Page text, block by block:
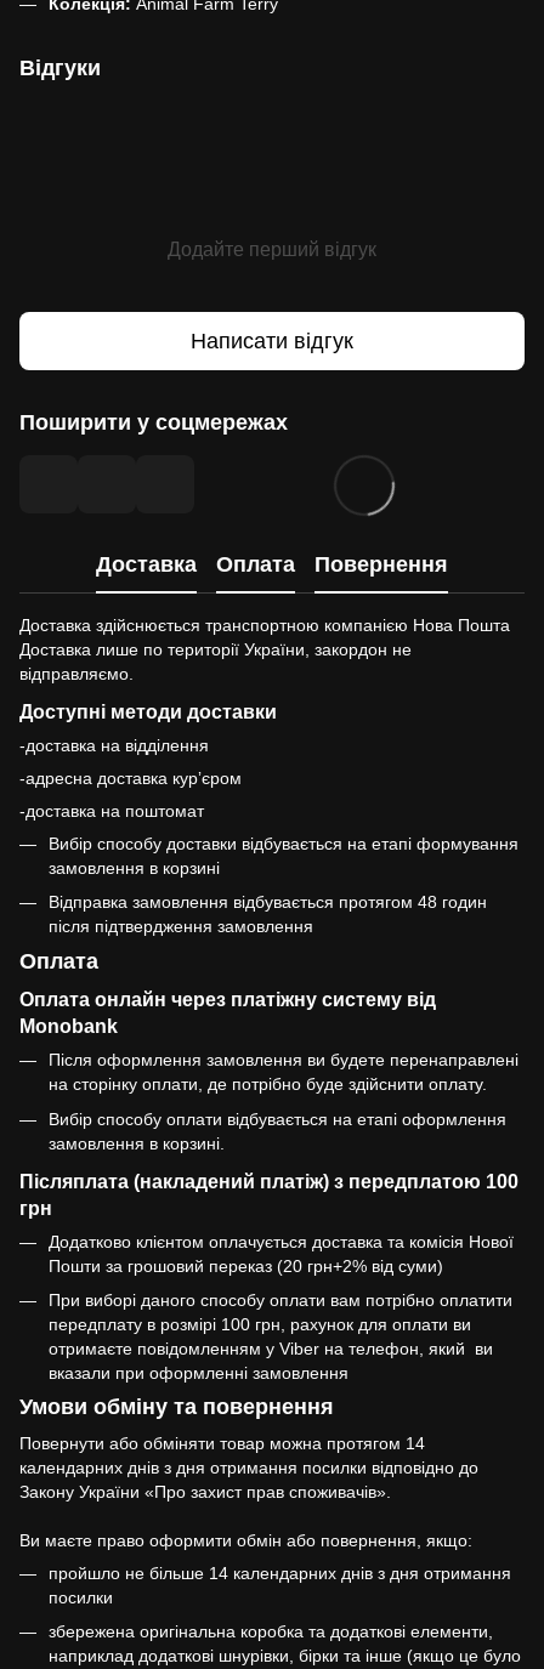
Відгуки
Додайте перший відгук
Написати відгук
Поширити у соцмережах
Доставка Оплата Повернення
Доставка здійснюється транспортною компанією Нова Пошта
Доставка лише по території України, закордон не
відправляємо.
Доступні методи доставки
-доставка на відділення
-адресна доставка курʼєром
-доставка на поштомат
Вибір способу доставки відбувається на етапі формування
замовлення в корзині
Відправка замовлення відбувається протягом 48 годин
після підтвердження замовлення
Оплата
Оплата онлайн через платіжну систему від
Monobank
Після оформлення замовлення ви будете перенаправлені
на сторінку оплати, де потрібно буде здійснити оплату.
Вибір способу оплати відбувається на етапі оформлення
замовлення в корзині.
Післяплата (накладений платіж) з передплатою 100
грн
Додатково клієнтом оплачується доставка та комісія Нової
Пошти за грошовий переказ (20 грн+2% від суми)
При виборі даного способу оплати вам потрібно оплатити
передплату в розмірі 100 грн, рахунок для оплати ви
отримаєте повідомленням у Viber на телефон, який ви
вказали при оформленні замовлення
Умови обміну та повернення
Повернути або обміняти товар можна протягом 14
календарних днів з дня отримання посилки відповідно до
Закону України «Про захист прав споживачів».
Ви маєте право оформити обмін або повернення, якщо:
пройшло не більше 14 календарних днів з дня отримання
посилки
збережена оригінальна коробка та додаткові елементи,
наприклад додаткові шнурівки, бірки та інше (якщо це було